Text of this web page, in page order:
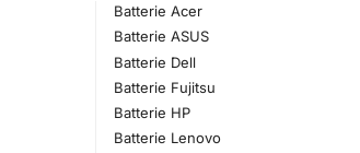
Batterie Acer
Batterie ASUS
Batterie Dell
Batterie Fujitsu
Batterie HP
Batterie Lenovo